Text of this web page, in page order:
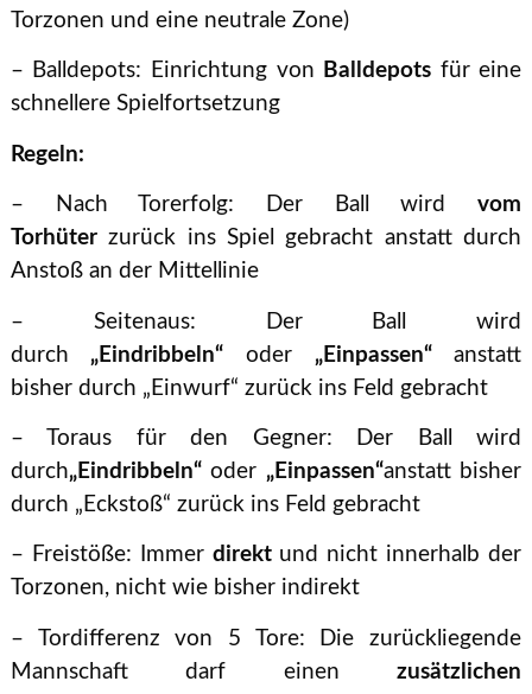
Torzonen und eine neutrale Zone)
– Balldepots: Einrichtung von Balldepots für eine
schnellere Spielfortsetzung
Regeln:
– Nach Torerfolg: Der Ball wirdvom
Torhüterzurück ins Spiel gebracht anstatt durch
Anstoß an der Mittellinie
– Seitenaus: Der Ball wird
durch „Eindribbeln“ oder „Einpassen“anstatt
bisher durch „Einwurf“ zurück ins Feld gebracht
– Toraus für den Gegner: Der Ball wird
durch„Eindribbeln“oder „Einpassen“anstatt bisher
durch „Eckstoß“ zurück ins Feld gebracht
– Freistöße: Immer direkt und nicht innerhalb der
Torzonen, nicht wie bisher indirekt
– Tordifferenz von 5 Tore: Die zurückliegende
Mannschaft darf einenzusätzlichen